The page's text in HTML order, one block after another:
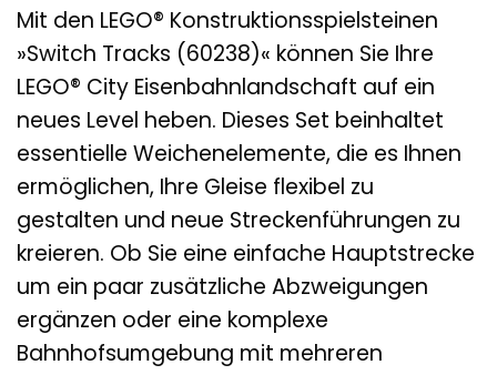
Mit den LEGO® Konstruktionsspielsteinen
»Switch Tracks (60238)« können Sie Ihre
LEGO® City Eisenbahnlandschaft auf ein
neues Level heben. Dieses Set beinhaltet
essentielle Weichenelemente, die es Ihnen
ermöglichen, Ihre Gleise flexibel zu
gestalten und neue Streckenführungen zu
kreieren. Ob Sie eine einfache Hauptstrecke
um ein paar zusätzliche Abzweigungen
ergänzen oder eine komplexe
Bahnhofsumgebung mit mehreren